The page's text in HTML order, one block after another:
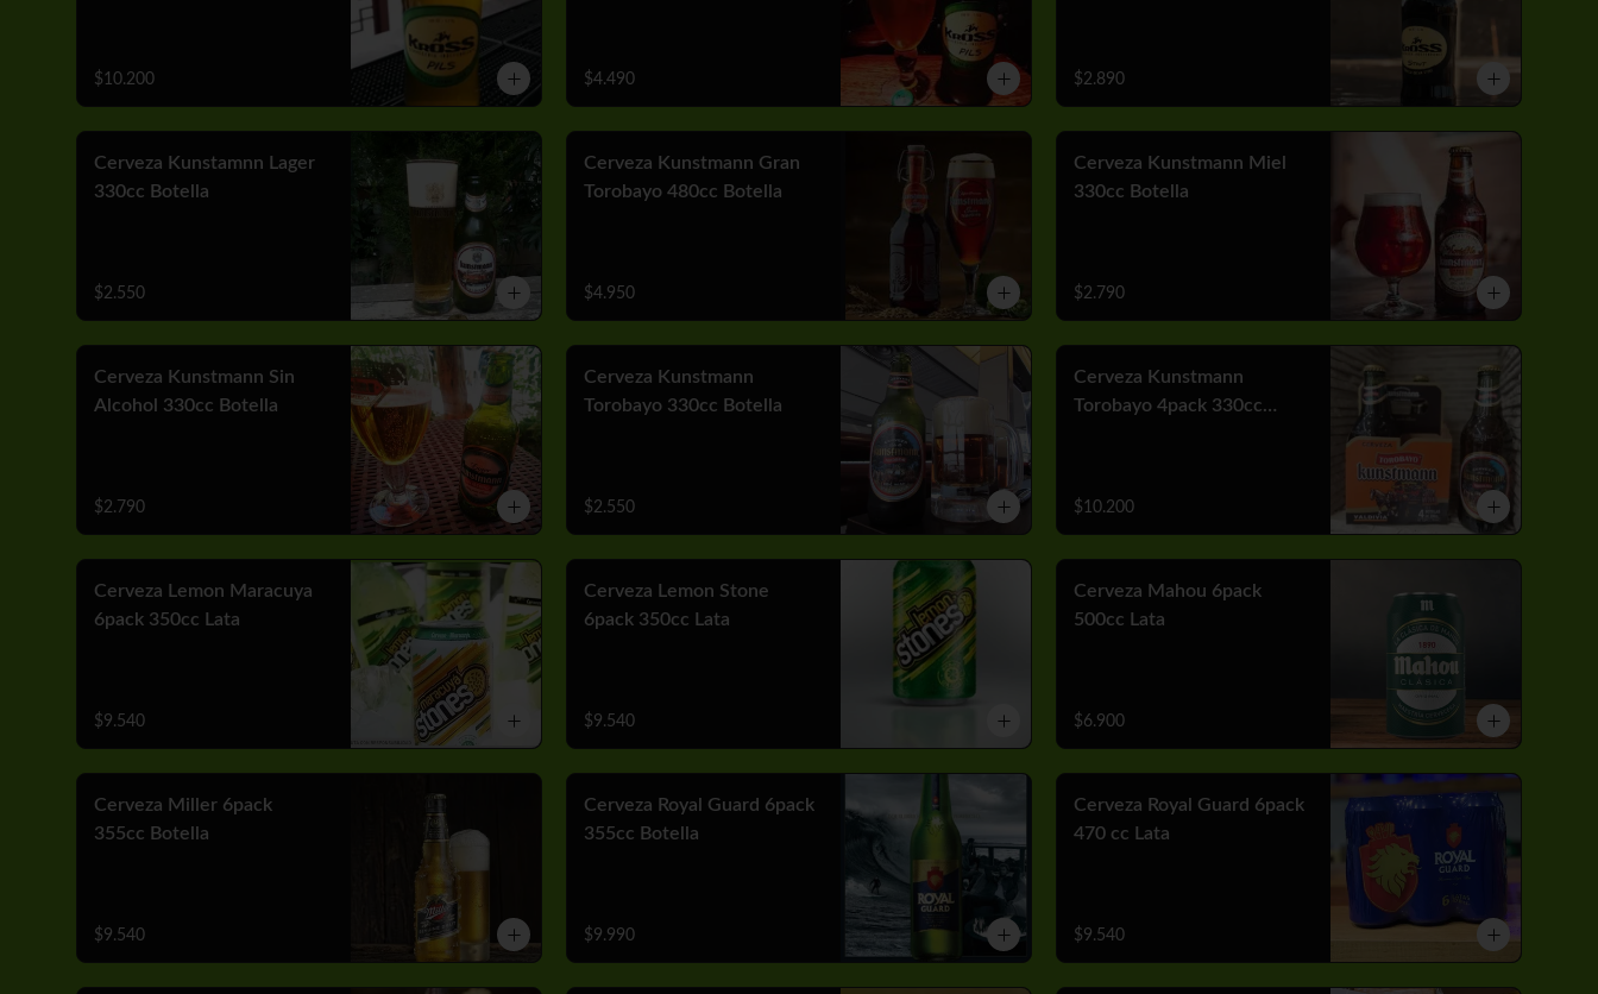
$10.200 $4.490 $2.890
Cerveza Kunstamnn Lager
330cc Botella
$2.550
Cerveza Kunstmann Gran
Torobayo 480cc Botella
$4.950
Cerveza Kunstmann Miel
330cc Botella
$2.790
Cerveza Kunstmann Sin
Alcohol 330cc Botella
$2.790
Cerveza Kunstmann
Torobayo 330cc Botella
$2.550
Cerveza Kunstmann
Torobayo 4pack 330cc
$10.200
Cerveza Lemon Maracuya
6pack 350cc Lata
$9.540
Cerveza Lemon Stone
6pack 350cc Lata
$9.540
Cerveza Mahou 6pack
500cc Lata
$6.900
Cerveza Miller 6pack
355cc Botella
$9.540
Cerveza Royal Guard 6pack
355cc Botella
$9.990
Cerveza Royal Guard 6pack
470 cc Lata
$9.540